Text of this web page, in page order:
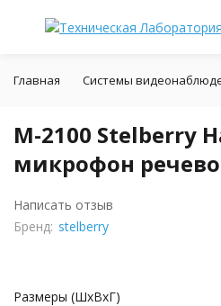
Главная Системы
M-2100 Stelberry
микрофон
Написать отзыв
Бренд: stelberry
Размеры (ШхВхГ)